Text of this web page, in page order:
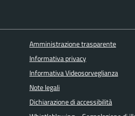
Amministrazione trasparente
Informativa privacy
Informativa Videosorveglianza
Note legali
Dichiarazione di accessibilità